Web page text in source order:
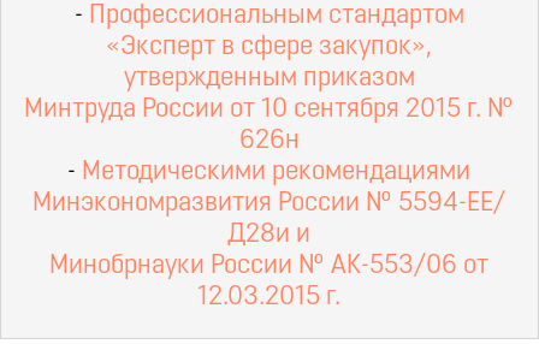
- Профессиональным стандартом
«Эксперт в сфере закупок»,
утвержденным приказом
Минтруда России от 10 сентября 2015 г. №
626н
- Методическими рекомендациями
Минэкономразвития России № 5594-ЕЕ/
Д28и и
Минобрнауки России № АК-553/06 от
12.03.2015 г.